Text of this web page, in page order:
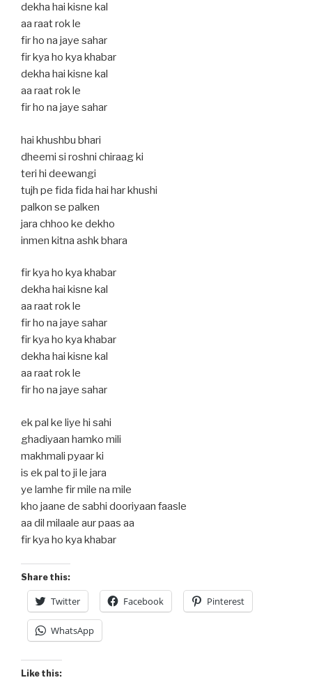
dekha hai kisne kal
aa raat rok le
fir ho na jaye sahar
fir kya ho kya khabar
dekha hai kisne kal
aa raat rok le
fir ho na jaye sahar
hai khushbu bhari
dheemi si roshni chiraag ki
teri hi deewangi
tujh pe fida fida hai har khushi
palkon se palken
jara chhoo ke dekho
inmen kitna ashk bhara
fir kya ho kya khabar
dekha hai kisne kal
aa raat rok le
fir ho na jaye sahar
fir kya ho kya khabar
dekha hai kisne kal
aa raat rok le
fir ho na jaye sahar
ek pal ke liye hi sahi
ghadiyaan hamko mili
makhmali pyaar ki
is ek pal to ji le jara
ye lamhe fir mile na mile
kho jaane de sabhi dooriyaan faasle
aa dil milaale aur paas aa
fir kya ho kya khabar
Share this:
Twitter Facebook Pinterest
WhatsApp
Like this: